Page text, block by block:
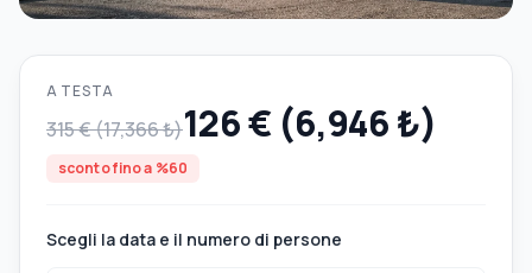
A TESTA
315 € (17,366 ₺)126 € (6,946 ₺)
sconto fino a %60
Scegli la data e il numero di persone